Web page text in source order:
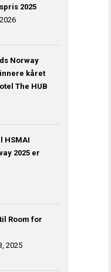
2025
Norway
kåret
The HUB
HSMAI
2025 er
Room for
2025